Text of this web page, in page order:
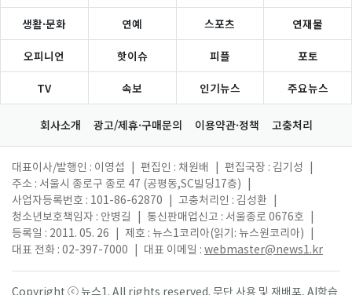
생활·문화 연예 스포츠 연재물
오피니언 핫이슈 피플 포토
TV 속보 인기뉴스 주요뉴스
회사소개 광고/제휴·구매문의 이용약관·정책 고충처리
대표이사/발행인 : 이영섭 편집인 : 채원배 편집국장 : 김기성
주소 : 서울시 종로구 종로 47 (공평동,SC빌딩17층)
사업자등록번호 : 101-86-62870
고충처리인 : 김성환
청소년보호책임자 : 안병길
통신판매업신고 : 서울종로 0676호
등록일 : 2011. 05. 26
제호 : 뉴스1코리아(읽기: 뉴스원코리아)
대표 전화 : 02-397-7000
대표 이메일 : webmaster@news1.kr
Copyright ⓒ 뉴스1. All rights reserved. 무단 사용 및 재배포, AI학습